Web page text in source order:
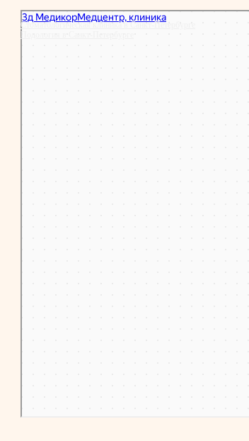
Стоматологическая клиника в Санкт‑Петербурге